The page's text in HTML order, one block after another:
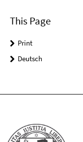
This Page
Print
Deutsch